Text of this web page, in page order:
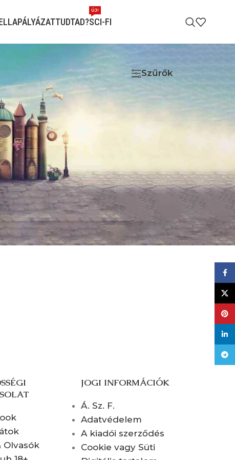
TUDTAD?SCI-FI
ÚJ!
24 Szűrők
Olvasók
JOGI INFORMÁCIÓK
Á. Sz. F.
Adatvédelem
A kiadói szerződés
Cookie vagy Süti